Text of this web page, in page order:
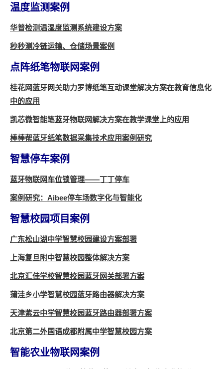
温度监测案例
华普检测温湿度监测系统建设方案
秒秒测冷链运输、仓储场景案例
点阵纸笔物联网案例
桂花网蓝牙网关助力罗博纸笔互动课堂解决方案在教育信息化
中的应用
凯芯微智能笔蓝牙物联网解决方案在教学课堂上的应用
棒棒帮蓝牙纸笔数据采集技术应用案例研究
智慧停车案例
蓝牙物联网车位锁管理——丁丁停车
案例研究：Aibee停车场数字化与智能化
智慧校园项目案例
广东松山湖中学智慧校园建设方案部署
上海复旦附中智慧校园整体解决方案
北京汇佳学校智慧校园蓝牙网关部署方案
蒲洼乡小学智慧校园蓝牙路由器解决方案
天津紫云中学智慧校园蓝牙路由器部署方案
北京第二外国语成都附属中学智慧校园方案
智能农业物联网案例